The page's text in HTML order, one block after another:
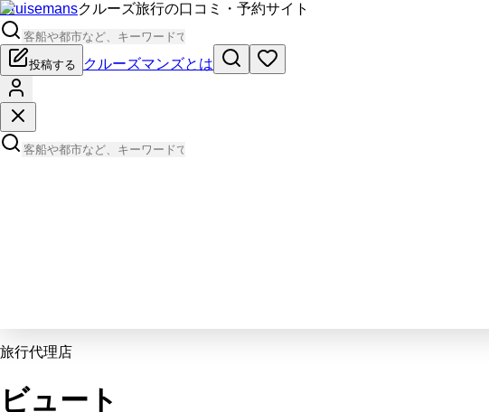
Cruisemansクルーズ旅行の口コミ・予約サイト
投稿する クルーズマンズとは
旅行代理店
ビュート